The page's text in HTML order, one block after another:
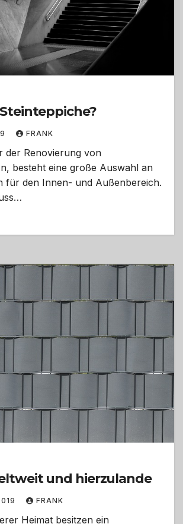
FRANK
der Renovierung von
besteht eine große Auswahl an
für den Innen- und Außenbereich.
und hierzulande
FRANK
Heimat besitzen ein